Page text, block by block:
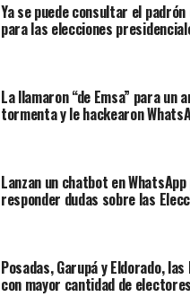
Ya se puede consultar el
para las elecciones
La llamaron “de Emsa” para un
tormenta y le hackearon
Lanzan un chatbot en
responder dudas sobre las
Posadas, Garupá y Eldorado,
con mayor cantidad de electores